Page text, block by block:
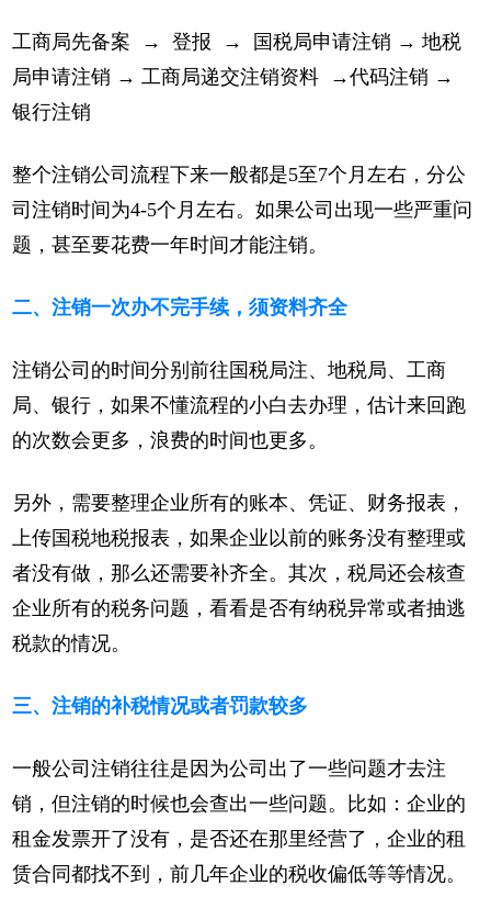
工商局先备案 → 登报 → 国税局申请注销 → 地税
局申请注销 → 工商局递交注销资料 →代码注销 →
银行注销
整个注销公司流程下来一般都是5至7个月左右，分公
司注销时间为4-5个月左右。如果公司出现一些严重问
题，甚至要花费一年时间才能注销。
二、注销一次办不完手续，须资料齐全
注销公司的时间分别前往国税局注、地税局、工商
局、银行，如果不懂流程的小白去办理，估计来回跑
的次数会更多，浪费的时间也更多。
另外，需要整理企业所有的账本、凭证、财务报表，
上传国税地税报表，如果企业以前的账务没有整理或
者没有做，那么还需要补齐全。其次，税局还会核查
企业所有的税务问题，看看是否有纳税异常或者抽逃
税款的情况。
三、注销的补税情况或者罚款较多
一般公司注销往往是因为公司出了一些问题才去注
销，但注销的时候也会查出一些问题。比如：企业的
租金发票开了没有，是否还在那里经营了，企业的租
赁合同都找不到，前几年企业的税收偏低等等情况。